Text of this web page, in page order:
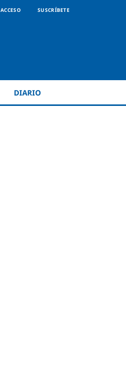
ACCESO SUSCRÍBETE
DIARIO